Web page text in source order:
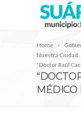
Home
Nuestra Ciudad
“Doctor Raúl
MÉDICO